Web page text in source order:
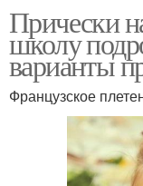
Прически
школу
варианты
Французское